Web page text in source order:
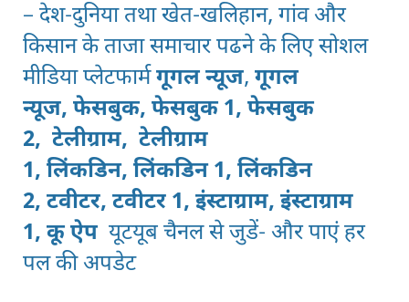
– देश-दुनिया तथा खेत-खलिहान, गांव और
किसान के ताजा समाचार पढने के लिए सोशल
मीडिया प्लेटफार्मगूगल न्यूज, गूगल
न्यूज, फेसबुक, फेसबुक 1, फेसबुक
2, टेलीग्राम, टेलीग्राम
1, लिंकडिन, लिंकडिन 1, लिंकडिन
2, टवीटर, टवीटर 1, इंस्टाग्राम, इंस्टाग्राम
1, कू ऐप यूटयूब चैनलसे जुडें- और पाएं हर
पल की अपडेट